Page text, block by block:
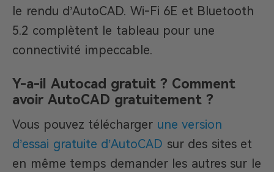
le rendu d’AutoCAD. Wi-Fi 6E et Bluetooth
5.2 complètent le tableau pour une
connectivité impeccable.
Y-a-il Autocad gratuit ? Comment
avoir AutoCAD gratuitement ?
Vous pouvez télécharger une version
d’essai gratuite d’AutoCAD sur des sites et
en même temps demander les autres sur le